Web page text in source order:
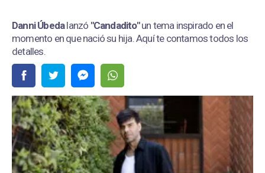
Danni Úbedalanzó "Candadito"un tema inspirado en el
momento en que nació su hija. Aquí te contamos todos los
detalles.